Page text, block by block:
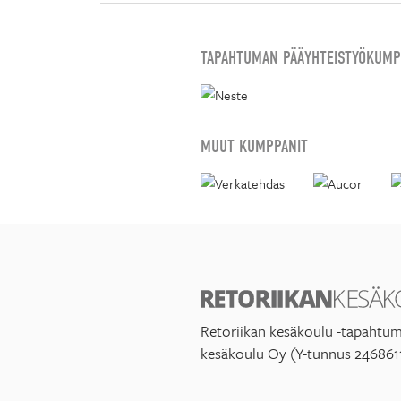
TAPAHTUMAN
MUUT KUMPPANIT
Retoriikan kesäkoulu -
kesäkoulu Oy (Y-tunnus